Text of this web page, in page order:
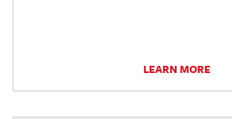
LEARN MORE